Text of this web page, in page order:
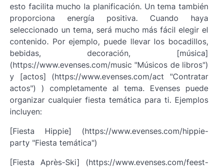
esto facilita mucho la planificación. Un tema también
proporciona energía positiva. Cuando haya
seleccionado un tema, será mucho más fácil elegir el
contenido. Por ejemplo, puede llevar los bocadillos,
bebidas, decoración, [música]
(https://www.evenses.com/music "Músicos de libros")
y [actos] (https://www.evenses.com/act "Contratar
actos") ) completamente al tema. Evenses puede
organizar cualquier fiesta temática para ti. Ejemplos
incluyen:
[Fiesta Hippie] (https://www.evenses.com/hippie-
party "Fiesta temática")
[Fiesta Après-Ski] (https://www.evenses.com/feest-